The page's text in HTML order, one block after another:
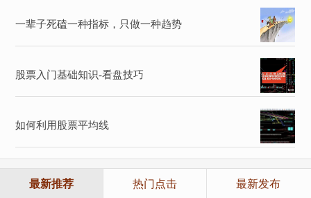
一辈子死磕一种指标，只做一种趋势
股票入门基础知识-看盘技巧
如何利用股票平均线
最新推荐 热门点击 最新发布